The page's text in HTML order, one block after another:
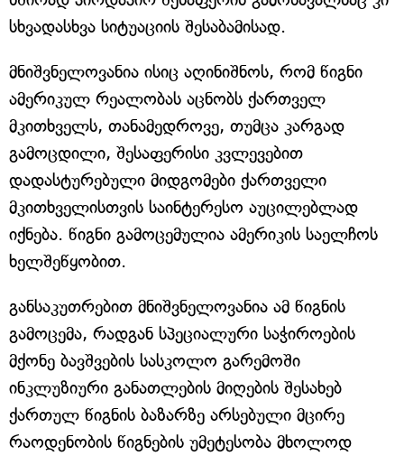
სხვადასხვა სიტუაციის შესაბამისად.
მნიშვნელოვანია ისიც აღინიშნოს, რომ წიგნი
ამერიკულ რეალობას აცნობს ქართველ
მკითხველს, თანამედროვე, თუმცა კარგად
გამოცდილი, შესაფერისი კვლევებით
დადასტურებული მიდგომები ქართველი
მკითხველისთვის საინტერესო აუცილებლად
იქნება. წიგნი გამოცემულია ამერიკის საელჩოს
ხელშეწყობით.
განსაკუთრებით მნიშვნელოვანია ამ წიგნის
გამოცემა, რადგან სპეციალური საჭიროების
მქონე ბავშვების სასკოლო გარემოში
ინკლუზიური განათლების მიღების შესახებ
ქართულ წიგნის ბაზარზე არსებული მცირე
რაოდენობის წიგნების უმეტესობა მხოლოდ